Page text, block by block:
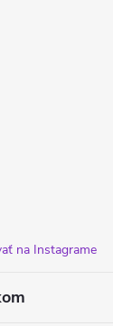
na Instagrame